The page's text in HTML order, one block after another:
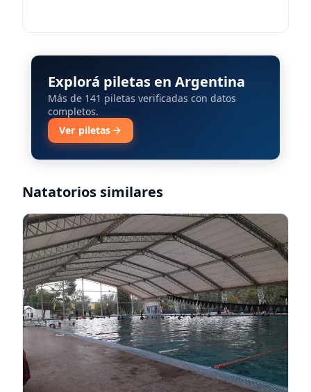
Explorá piletas en Argentina
Más de 141 piletas verificadas con datos
completos.
Ver piletas
Natatorios similares